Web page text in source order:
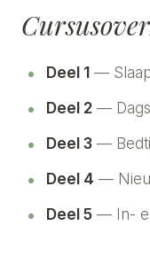
Deel 1 —
Deel 2 —
Deel 3 —
Deel 4 —
Deel 5 — In-